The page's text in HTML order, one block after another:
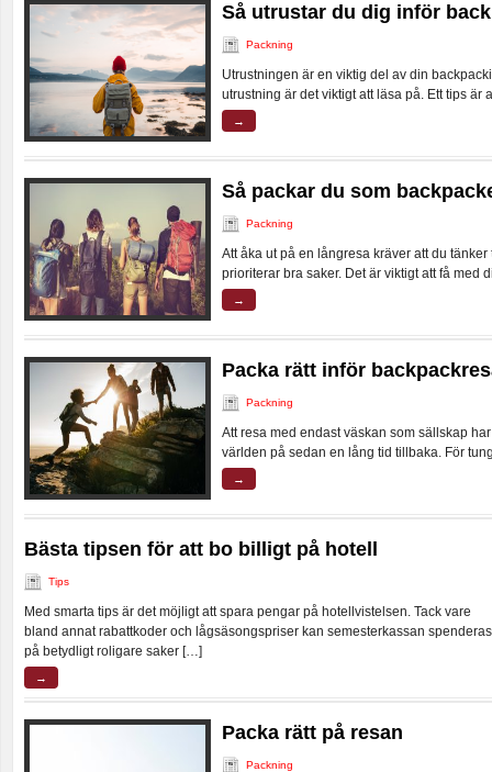
Så utrustar du dig inför
Packning
Utrustningen är en viktig del av din
utrustning är det viktigt att läsa på. Ett tips är
→
Så packar du som
Packning
Att åka ut på en långresa kräver att du
prioriterar bra saker. Det är viktigt att få med
→
Packa rätt inför
Packning
Att resa med endast väskan som sällskap
världen på sedan en lång tid tillbaka. För
→
Bästa tipsen för att bo billigt på hotell
Tips
Med smarta tips är det möjligt att spara pengar på hotellvistelsen. Tack vare
bland annat rabattkoder och lågsäsongspriser kan semesterkassan spenderas
på betydligt roligare saker […]
→
Packa rätt på resan
Packning